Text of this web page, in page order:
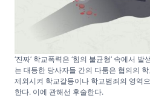
‘진짜’ 학교폭력은 ‘힘의 불균형’ 속에서
는 대등한 당사자들 간의 다툼은 협의의
제외시켜 학교갈등이나 학교범죄의 영역
한다. 이에 관해선 후술한다.